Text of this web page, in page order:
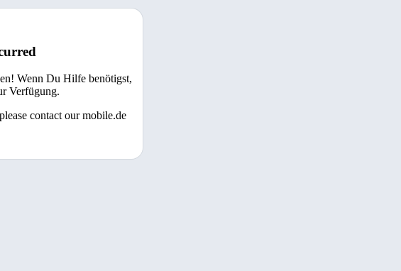
Wenn Du Hilfe benötigst,
Verfügung.
contact our mobile.de